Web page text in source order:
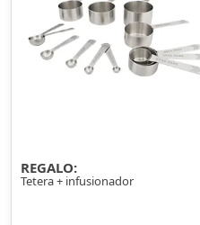
REGALO:
Tetera + infusionador